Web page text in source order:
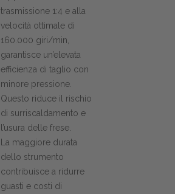
trasmissione 1:4 e alla
velocità ottimale di
160.000 giri/min,
garantisce un’elevata
efficienza di taglio con
minore pressione.
Questo riduce il rischio
di surriscaldamento e
l’usura delle frese.
La maggiore durata
dello strumento
contribuisce a ridurre
guasti e costi di